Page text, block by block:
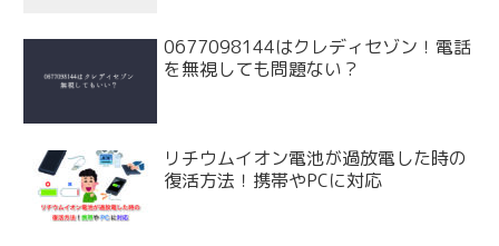
0677098144はクレディセゾン！電話
を無視しても問題ない？
リチウムイオン電池が過放電した時の
復活方法！携帯やPCに対応